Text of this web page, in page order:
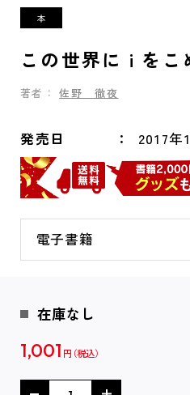
この世界に i をこ
著者： 佐野 徹夜
発売日 2017年
電子書籍
在庫なし
1,001 円